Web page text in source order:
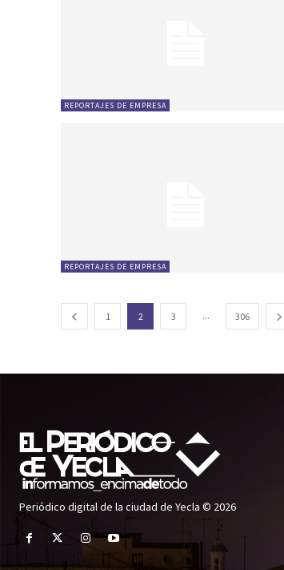
REPORTAJES DE EMPRESA
REPORTAJES DE EMPRESA
1 2 3 ... 306
Periódico digital de la ciudad de Yecla © 2026